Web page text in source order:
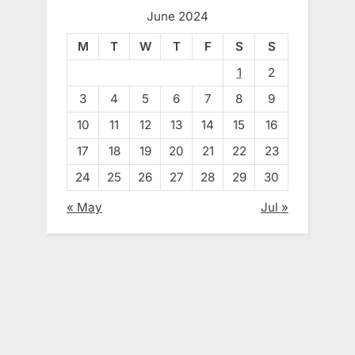
June 2024
M
T W T F S
S
1
2
3
4 5 6 7 8
9
10
11 12 13 14 15
16
17
18 19 20 21 22
23
24
25 26 27 28 29
30
« May
Jul »